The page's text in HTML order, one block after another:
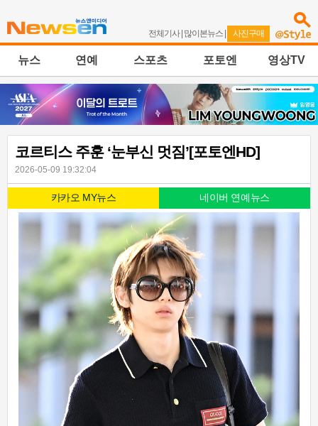
전체기사| 많이본뉴스 | 사진구매
뉴스 연예 스포츠 포토엔 영상TV
코르티스 주훈 ‘눈부신 멋짐’[포토엔HD]
2026-05-09 19:32:04
카카오 MY뉴스 네이버 연예뉴스